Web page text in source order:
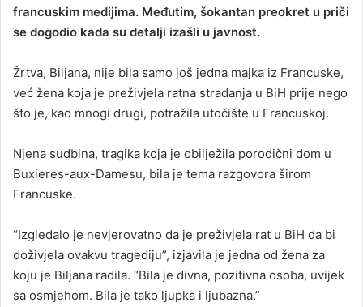
francuskim medijima. Međutim, šokantan preokret u priči
se dogodio kada su detalji izašli u javnost.
Žrtva, Biljana, nije bila samo još jedna majka iz Francuske,
već žena koja je preživjela ratna stradanja u BiH prije nego
što je, kao mnogi drugi, potražila utočište u Francuskoj.
Njena sudbina, tragika koja je obilježila porodični dom u
Buxieres-aux-Damesu, bila je tema razgovora širom
Francuske.
“Izgledalo je nevjerovatno da je preživjela rat u BiH da bi
doživjela ovakvu tragediju”, izjavila je jedna od žena za
koju je Biljana radila. “Bila je divna, pozitivna osoba, uvijek
sa osmjehom. Bila je tako ljupka i ljubazna.”